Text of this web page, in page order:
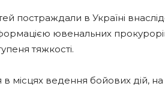
постраждали в Україні
ювенальних
тяжкості.
в місцях ведення бойових дій,